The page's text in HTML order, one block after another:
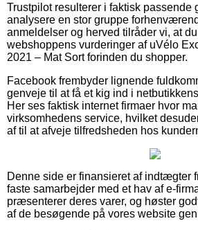
Trustpilot resulterer i faktisk passende
analysere en stor gruppe
anmeldelser og herved tilråder vi, at
webshoppens vurderinger af uVélo
2021 – Mat Sort forinden du shopper.
Facebook frembyder lignende
genveje til at få et kig ind i
Her ses faktisk internet firmaer hvor
virksomhedens service, hvilket
af til at afveje tilfredsheden hos
Denne side er finansieret af indtægter
faste samarbejder med et hav af e-
præsenterer deres varer, og høster
af de besøgende på vores website